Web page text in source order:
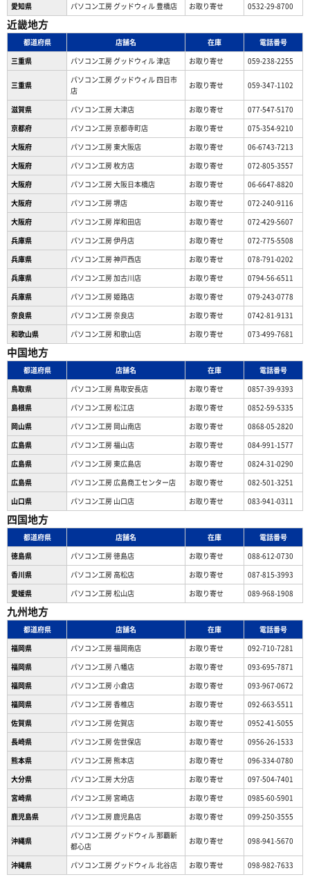
愛知県
パソコン工房 グッドウィル 豊橋店 お取り寄せ 0532-29-8700
近畿地方
都道府県 店舗名 在庫
電話番号
三重県
パソコン工房 グッドウィル 津店 お取り寄せ 059-238-2255
三重県
パソコン工房 グッドウィル 四日市
店
お取り寄せ 059-347-1102
滋賀県 パソコン工房 大津店 お取り寄せ
077-547-5170
京都府
パソコン工房 京都寺町店 お取り寄せ
075-354-9210
大阪府
パソコン工房 東大阪店 お取り寄せ
06-6743-7213
大阪府
パソコン工房 枚方店 お取り寄せ
072-805-3557
大阪府
パソコン工房 大阪日本橋店 お取り寄せ
06-6647-8820
大阪府
パソコン工房 堺店 お取り寄せ
072-240-9116
大阪府
パソコン工房 岸和田店 お取り寄せ
072-429-5607
兵庫県
パソコン工房 伊丹店 お取り寄せ
072-775-5508
兵庫県
パソコン工房 神戸西店 お取り寄せ
078-791-0202
兵庫県
パソコン工房 加古川店 お取り寄せ
0794-56-6511
兵庫県
パソコン工房 姫路店 お取り寄せ
079-243-0778
奈良県
パソコン工房 奈良店 お取り寄せ
0742-81-9131
和歌山県
パソコン工房 和歌山店 お取り寄せ 073-499-7681
中国地方
都道府県 店舗名 在庫
電話番号
鳥取県
パソコン工房 鳥取安長店 お取り寄せ
0857-39-9393
島根県
パソコン工房 松江店 お取り寄せ
0852-59-5335
岡山県
パソコン工房 岡山南店 お取り寄せ
0868-05-2820
広島県
パソコン工房 福山店 お取り寄せ
084-991-1577
広島県
パソコン工房 東広島店 お取り寄せ
0824-31-0290
広島県
パソコン工房 広島商工センター店 お取り寄せ
082-501-3251
山口県
パソコン工房 山口店 お取り寄せ 083-941-0311
四国地方
都道府県 店舗名 在庫
電話番号
徳島県
パソコン工房 徳島店 お取り寄せ
088-612-0730
香川県
パソコン工房 高松店 お取り寄せ
087-815-3993
愛媛県
パソコン工房 松山店 お取り寄せ 089-968-1908
九州地方
都道府県 店舗名 在庫
電話番号
福岡県
パソコン工房 福岡南店 お取り寄せ
092-710-7281
福岡県
パソコン工房 八幡店 お取り寄せ
093-695-7871
福岡県
パソコン工房 小倉店 お取り寄せ
093-967-0672
福岡県
パソコン工房 香椎店 お取り寄せ
092-663-5511
佐賀県
パソコン工房 佐賀店 お取り寄せ
0952-41-5055
長崎県
パソコン工房 佐世保店 お取り寄せ
0956-26-1533
熊本県
パソコン工房 熊本店 お取り寄せ
096-334-0780
大分県
パソコン工房 大分店 お取り寄せ
097-504-7401
宮崎県
パソコン工房 宮崎店 お取り寄せ
0985-60-5901
鹿児島県
パソコン工房 鹿児島店 お取り寄せ 099-250-3555
沖縄県
パソコン工房 グッドウィル 那覇新
都心店
お取り寄せ 098-941-5670
沖縄県 パソコン工房 グッドウィル 北谷店 お取り寄せ 098-982-7633